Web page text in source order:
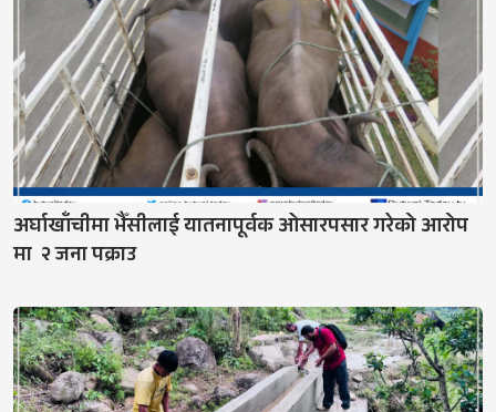
अर्घाखाँचीमा भैँसीलाई यातनापूर्वक ओसारपसार गरेको आरोप
मा २ जना पक्राउ